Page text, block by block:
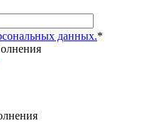
данных.*